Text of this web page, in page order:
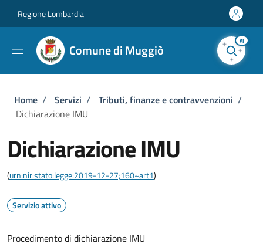
Regione Lombardia
Comune di Muggiò
AI
Briciole di pane
Home / Servizi / Tributi, finanze e contravvenzioni /
Dichiarazione IMU
Dichiarazione IMU
(urn:nir:stato:legge:2019-12-27;160~art1)
Servizio attivo
Procedimento di dichiarazione IMU